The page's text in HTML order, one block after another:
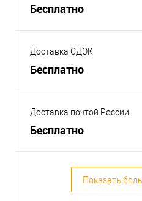
Бесплатно
Доставка СДЭК
Бесплатно
Доставка почтой России
Бесплатно
Показать